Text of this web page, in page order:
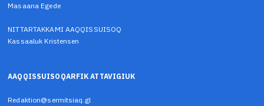
Masaana Egede
NITTARTAKKAMI AAQQISSUISOQ
Kassaaluk Kristensen
AAQQISSUISOQARFIK ATTAVIGIUK
Redaktion@sermitsiaq.gl